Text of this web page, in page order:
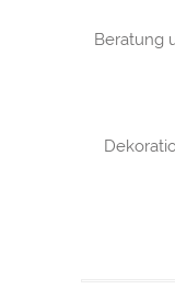
Beratung